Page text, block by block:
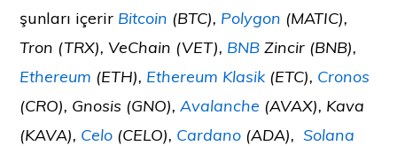
şunları içerir Bitcoin (BTC), Polygon (MATIC),
Tron (TRX), VeChain (VET), BNB Zincir (BNB),
Ethereum (ETH), Ethereum Klasik (ETC), Cronos
(CRO), Gnosis (GNO),Avalanche (AVAX), Kava
(KAVA), Celo (CELO), Cardano (ADA),Solana